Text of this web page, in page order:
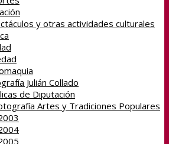
y otras actividades culturales
Julián Collado
de Diputación
Artes y Tradiciones Populares